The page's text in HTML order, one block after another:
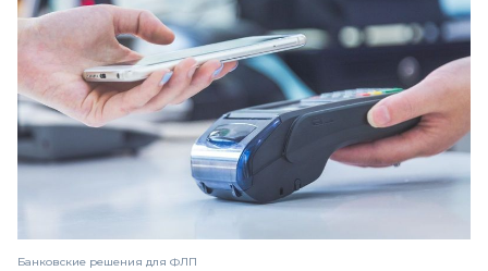
Банковские решения для ФЛП